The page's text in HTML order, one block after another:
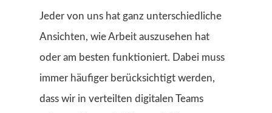
Jeder von uns hat ganz unterschiedliche
Ansichten, wie Arbeit auszusehen hat
oder am besten funktioniert. Dabei muss
immer häufiger berücksichtigt werden,
dass wir in verteilten digitalen Teams